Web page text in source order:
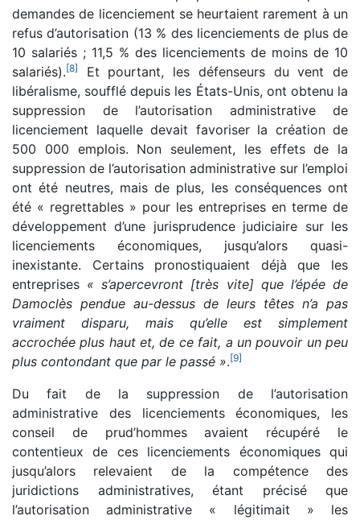
demandes de licenciement se heurtaient rarement à un
refus d’autorisation (13 % des licenciements de plus de
10 salariés ; 11,5 % des licenciements de moins de 10
salariés).[8]
Et pourtant, les défenseurs du vent de
libéralisme, soufflé depuis les États-Unis, ont obtenu la
suppression de l’autorisation administrative de
licenciement laquelle devait favoriser la création de
500 000 emplois. Non seulement, les effets de la
suppression de l’autorisation administrative sur l’emploi
ont été neutres, mais de plus, les conséquences ont
été « regrettables » pour les entreprises en terme de
développement d’une jurisprudence judiciaire sur les
licenciements économiques, jusqu’alors quasi-
inexistante. Certains pronostiquaient déjà que les
entreprises « s’apercevront [très vite] que l’épée de
Damoclès pendue au-dessus de leurs têtes n’a pas
vraiment disparu, mais qu’elle est simplement
accrochée plus haut et, de ce fait, a un pouvoir un peu
plus contondant que par le passé ».[9]
Du fait de la suppression de l’autorisation
administrative des licenciements économiques, les
conseil de prud’hommes avaient récupéré le
contentieux de ces licenciements économiques qui
jusqu’alors relevaient de la compétence des
juridictions administratives, étant précisé que
l’autorisation administrative « légitimait » les